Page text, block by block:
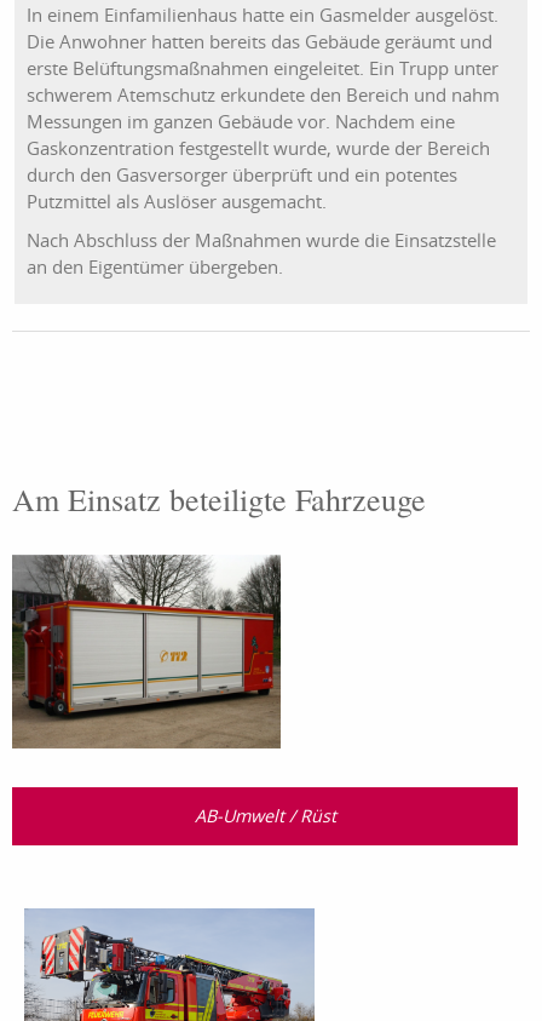
In einem Einfamilienhaus hatte ein Gasmelder ausgelöst.
Die Anwohner hatten bereits das Gebäude geräumt und
erste Belüftungsmaßnahmen eingeleitet. Ein Trupp unter
schwerem Atemschutz erkundete den Bereich und nahm
Messungen im ganzen Gebäude vor. Nachdem eine
Gaskonzentration festgestellt wurde, wurde der Bereich
durch den Gasversorger überprüft und ein potentes
Putzmittel als Auslöser ausgemacht.
Nach Abschluss der Maßnahmen wurde die Einsatzstelle
an den Eigentümer übergeben.
Am Einsatz beteiligte Fahrzeuge
AB-Umwelt / Rüst